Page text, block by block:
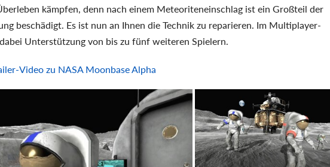
kämpfen, denn nach einem Meteoriteneinschlag ist ein Großteil der
beschädigt. Es ist nun an Ihnen die Technik zu reparieren. Im Multiplayer-
Unterstützung von bis zu fünf weiteren Spielern.
Video zu NASA Moonbase Alpha